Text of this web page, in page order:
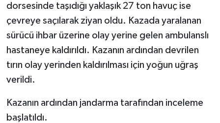
dorsesinde taşıdığı yaklaşık 27 ton havuç ise
çevreye saçılarak ziyan oldu. Kazada yaralanan
sürücü ihbar üzerine olay yerine gelen ambulanslı
hastaneye kaldırıldı. Kazanın ardından devrilen
tırın olay yerinden kaldırılması için yoğun uğraş
verildi.
Kazanın ardından jandarma tarafından inceleme
başlatıldı.